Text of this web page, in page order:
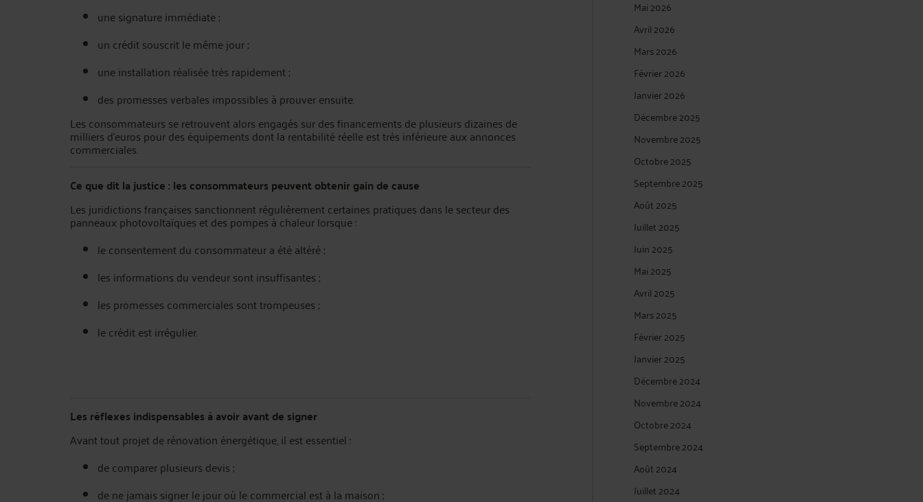
une signature immédiate ;
un crédit souscrit le même jour ;
une installation réalisée très rapidement ;
des promesses verbales impossibles à prouver ensuite.
Les consommateurs se retrouvent alors engagés sur des financements de plusieurs dizaines de
milliers d’euros pour des équipements dont la rentabilité réelle est très inférieure aux annonces
commerciales.
Ce que dit la justice : les consommateurs peuvent obtenir gain de cause
Les juridictions françaises sanctionnent régulièrement certaines pratiques dans le secteur des
panneaux photovoltaïques et des pompes à chaleur lorsque :
le consentement du consommateur a été altéré ;
les informations du vendeur sont insuffisantes ;
les promesses commerciales sont trompeuses ;
le crédit est irrégulier.
Les réflexes indispensables à avoir avant de signer
Avant tout projet de rénovation énergétique, il est essentiel :
de comparer plusieurs devis ;
de ne jamais signer le jour où le commercial est à la maison ;
Mai 2026
Avril 2026
Mars 2026
Février 2026
Janvier 2026
Décembre 2025
Novembre 2025
Octobre 2025
Septembre 2025
Août 2025
Juillet 2025
Juin 2025
Mai 2025
Avril 2025
Mars 2025
Février 2025
Janvier 2025
Décembre 2024
Novembre 2024
Octobre 2024
Septembre 2024
Août 2024
Juillet 2024